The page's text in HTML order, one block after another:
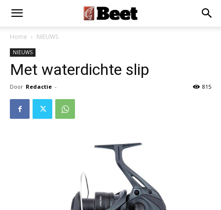
Home NIEUWS
NIEUWS
Met waterdichte slip
Door Redactie - 815
Installeren